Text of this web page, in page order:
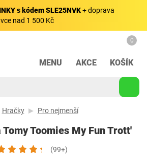
s kódem SLE25NVK+ doprava
nad 1 500 Kč
MENU AKCE
0
KOŠÍK
Hračky Pro nejmenší
Toomies My Fun Trott'
(99+)